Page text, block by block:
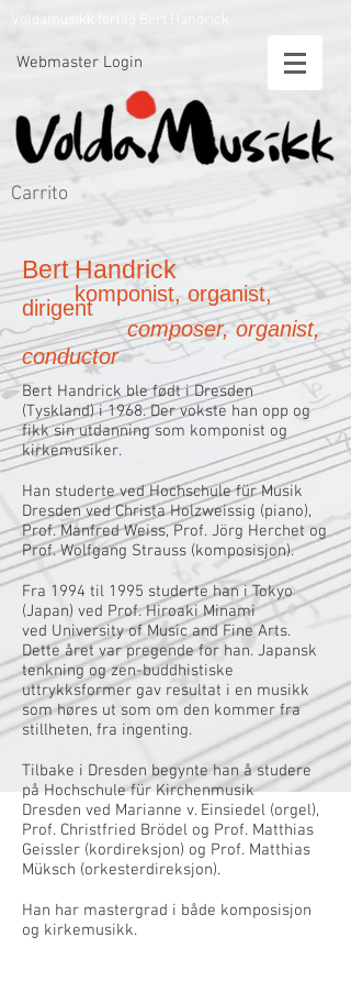
Voldamusikk forlag Bert Handrick
Webmaster Login
Carrito
Bert Handrick ble født i Dresden
(Tyskland) i 1968. Der vokste han opp og
fikk sin utdanning som komponist og
kirkemusiker.
Han studerte ved Hochschule für Musik
Dresden ved Christa Holzweissig (piano),
Prof. Manfred Weiss, Prof. Jörg Herchet og
Prof. Wolfgang Strauss (komposisjon).
Fra 1994 til 1995 studerte han i Tokyo
(Japan) ved Prof. Hiroaki Minami
ved University of Music and Fine Arts.
Dette året var pregende for han. Japansk
tenkning og zen-buddhistiske
uttrykksformer gav resultat i en musikk
som høres ut som om den kommer fra
stillheten, fra ingenting.
Tilbake i Dresden begynte han å studere
på Hochschule für Kirchenmusik
Dresden ved Marianne v. Einsiedel (orgel),
Prof. Christfried Brödel og Prof. Matthias
Geissler (kordireksjon) og Prof. Matthias
Müksch (orkesterdireksjon).
Han har mastergrad i både komposisjon
og kirkemusikk.
Bert Handrick
komponist, organist,
dirigent
composer, organist,
conductor